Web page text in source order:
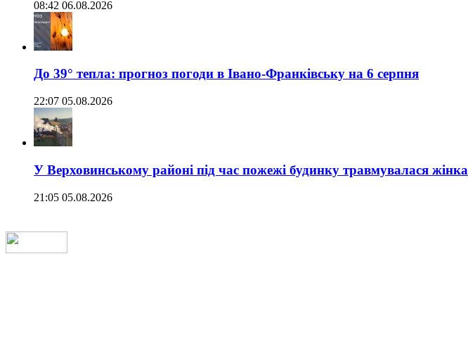
08:42 06.08.2026
До 39° тепла: прогноз погоди в Івано-Франківську на 6 серпня
22:07 05.08.2026
У Верховинському районі під час пожежі будинку травмувалася жінка
21:05 05.08.2026